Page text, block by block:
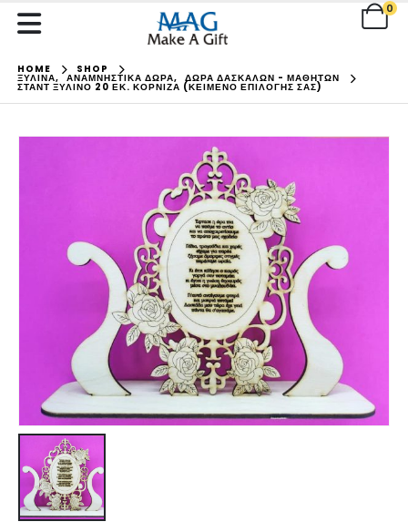
0
HOME SHOP
ΞΥΛΙΝΑ, ΑΝΑΜΝΗΣΤΙΚΑ ΔΩΡΑ, ΔΩΡΑ ΔΑΣΚΑΛΩΝ - ΜΑΘΗΤΩΝ
ΣΤΑΝΤ ΞΎΛΙΝΟ 20 ΕΚ. ΚΟΡΝΊΖΑ (ΚΕΊΜΕΝΟ ΕΠΙΛΟΓΉΣ ΣΑΣ)